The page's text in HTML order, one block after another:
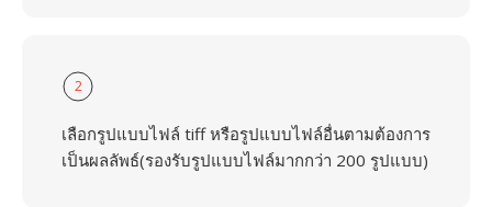
2
เลือกรูปแบบไฟล์ tiff หรือรูปแบบไฟล์อื่นตามต้องการ
เป็นผลลัพธ์(รองรับรูปแบบไฟล์มากกว่า 200 รูปแบบ)